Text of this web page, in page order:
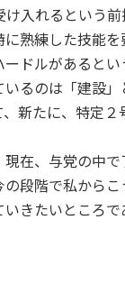
入れるという
熟練した技能
ドルがあると
るのは「建設
新たに、特定
在、与党の中
段階で私から
きたいところで